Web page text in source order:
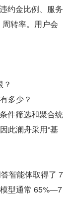
约金比例、服务
转率。用户会
多少？
件筛选和聚合统
此澜舟采用“基
智能体取得了 7
型通常 65%—7